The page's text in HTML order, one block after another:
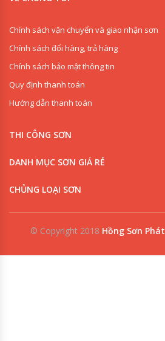
Chính sách vận chuyển và giao nhận sơn
Chính sách đổi hàng, trả hàng
Chính sách bảo mật thông tin
Quy định thanh toán
Hướng dẫn thanh toán
THI CÔNG SƠN
DANH MỤC SƠN GIÁ RẺ
CHỦNG LOẠI SƠN
© Copyright 2018 Hồng Sơn Phát